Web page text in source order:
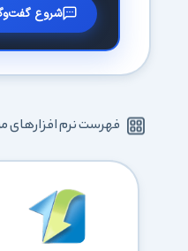
شروع
فهرست نرم افزارهای